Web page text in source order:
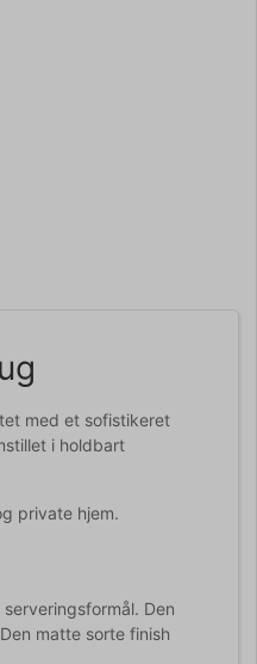
med et sofistikeret
i holdbart
private hjem.
Den
matte sorte finish